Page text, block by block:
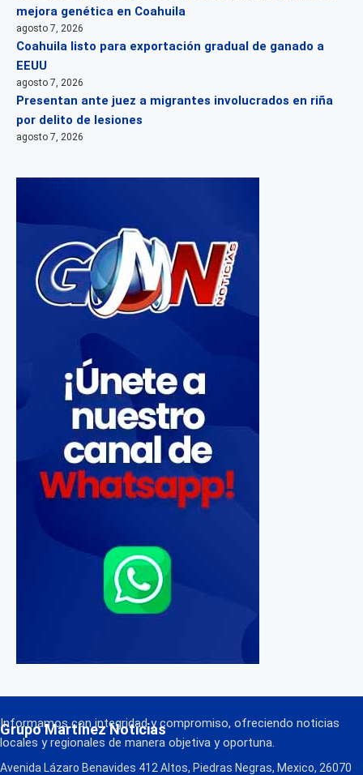
mejora genética en Coahuila
agosto 7, 2026
Coahuila listo para exportación gradual de ganado a
EEUU
agosto 7, 2026
Presentan ante juez a migrantes involucrados en riña
por delito de lesiones
agosto 7, 2026
Grupo Martínez Noticias
Informamos con integridad y compromiso, ofreciendo noticias
locales y regionales de manera objetiva y oportuna.
Avenida Lázaro Benavides 412 Altos, Piedras Negras, Mexico, 26070